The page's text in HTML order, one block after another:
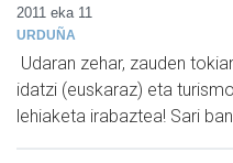
2011 eka 11
URDUÑA
Udaran zehar, zauden
idatzi (euskaraz) eta
lehiaketa irabaztea! Sari